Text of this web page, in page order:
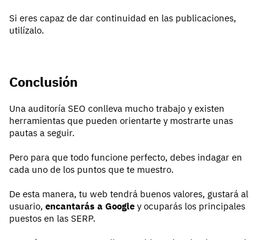
Si eres capaz de dar continuidad en las publicaciones,
utilízalo.
Conclusión
Una auditoría SEO conlleva mucho trabajo y existen
herramientas que pueden orientarte y mostrarte unas
pautas a seguir.
Pero para que todo funcione perfecto, debes indagar en
cada uno de los puntos que te muestro.
De esta manera, tu web tendrá buenos valores, gustará al
usuario, encantarás a Google y ocuparás los principales
puestos en las SERP.